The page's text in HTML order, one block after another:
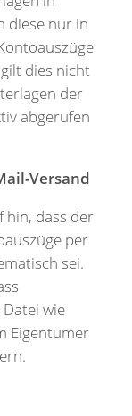
diese nur in
dies nicht
der
abgerufen
Versand
hin, dass der
per
sei.
wie
Eigentümer